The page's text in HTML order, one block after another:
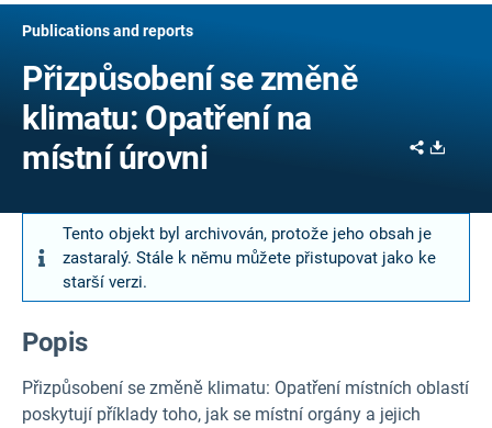
Publications and reports
Přizpůsobení se změně
klimatu: Opatření na
místní úrovni
Share
Tento objekt byl archivován, protože jeho obsah je
zastaralý. Stále k němu můžete přistupovat jako ke
starší verzi.
Popis
Přizpůsobení se změně klimatu: Opatření místních oblastí
poskytují příklady toho, jak se místní orgány a jejich